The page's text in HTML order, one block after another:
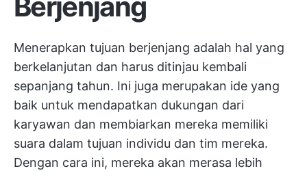
Berjenjang
Menerapkan tujuan berjenjang adalah hal yang
berkelanjutan dan harus ditinjau kembali
sepanjang tahun. Ini juga merupakan ide yang
baik untuk mendapatkan dukungan dari
karyawan dan membiarkan mereka memiliki
suara dalam tujuan individu dan tim mereka.
Dengan cara ini, mereka akan merasa lebih